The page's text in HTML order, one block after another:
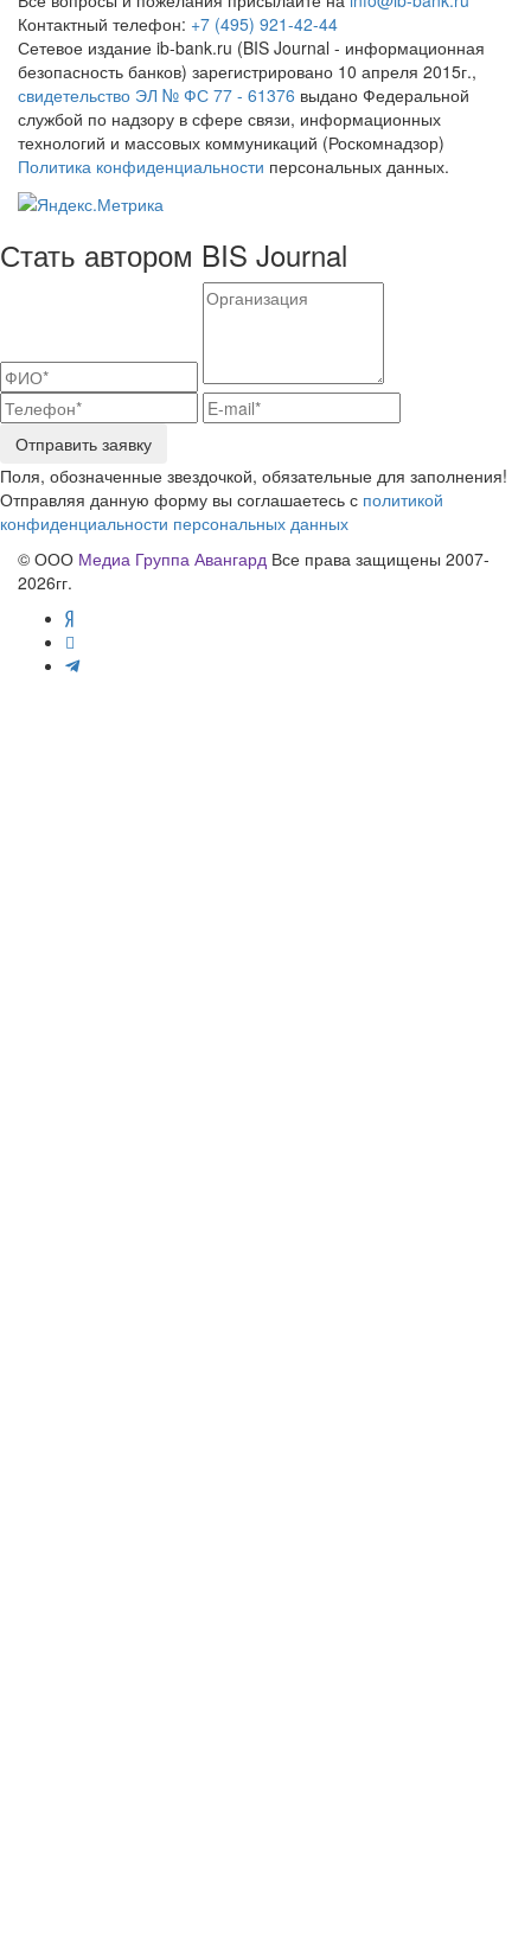
Контактный телефон: +7 (495) 921-42-44
Сетевое издание ib-bank.ru (BIS Journal - информационная
безопасность банков) зарегистрировано 10 апреля 2015г.,
свидетельство ЭЛ № ФС 77 - 61376 выдано Федеральной
службой по надзору в сфере связи, информационных
технологий и массовых коммуникаций (Роскомнадзор)
Политика конфиденциальности персональных данных.
Стать автором BIS Journal
Отправить заявку
Поля, обозначенные звездочкой, обязательные для заполнения!
Отправляя данную форму вы соглашаетесь с политикой
конфиденциальности персональных данных
© ООО Медиа Группа Авангард Все права защищены 2007-
2026гг.